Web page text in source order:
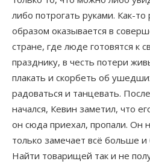
либо потрогать руками. Как-
образом оказывается в
стране, где люде готовятся к
празднику, в честь потери
плакать и скорбеть об
радоваться и танцевать.
начался, Кевин заметил, что
он сюда приехал, пропали. Он
только замечает всё больше
Найти товарищей так и не